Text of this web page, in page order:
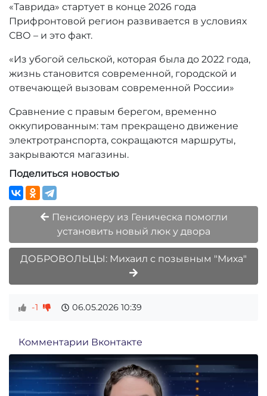
«Таврида» стартует в конце 2026 года
Прифронтовой регион развивается в условиях
СВО – и это факт.
«Из убогой сельской, которая была до 2022 года,
жизнь становится современной, городской и
отвечающей вызовам современной России»
Сравнение с правым берегом, временно
оккупированным: там прекращено движение
электротранспорта, сокращаются маршруты,
закрываются магазины.
Поделиться новостью
Пенсионеру из Геническа помогли
установить новый люк у двора
ДОБРОВОЛЬЦЫ: Михаил с позывным "Миха"
-1 06.05.2026 10:39
Комментарии Вконтакте